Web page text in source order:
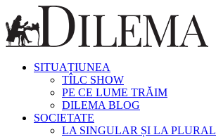
SITUAȚIUNEA
TÎLC SHOW
PE CE LUME TRĂIM
DILEMA BLOG
SOCIETATE
LA SINGULAR ȘI LA PLURAL